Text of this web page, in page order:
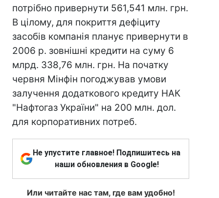
потрібно привернути 561,541 млн. грн.
В цілому, для покриття дефіциту
засобів компанія планує привернути в
2006 р. зовнішні кредити на суму 6
млрд. 338,76 млн. грн. На початку
червня Мінфін погоджував умови
залучення додаткового кредиту НАК
"Нафтогаз України" на 200 млн. дол.
для корпоративних потреб.
Не упустите главное! Подпишитесь на
наши обновления в Google!
Или читайте нас там, где вам удобно!